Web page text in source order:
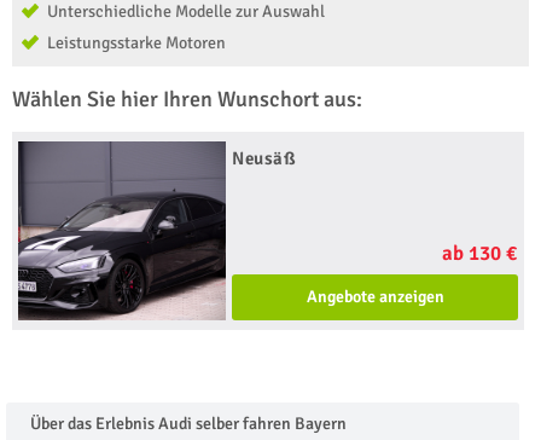
Unterschiedliche Modelle zur Auswahl
Leistungsstarke Motoren
Wählen Sie hier Ihren Wunschort aus:
Neusäß
ab 130 €
Angebote anzeigen
Über das Erlebnis Audi selber fahren Bayern